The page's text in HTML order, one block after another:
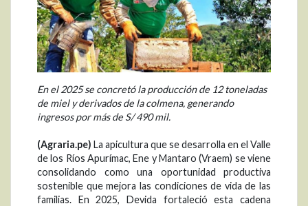
En el 2025 se concretó la producción de 12 toneladas
de miel y derivados de la colmena, generando
ingresos por más de S/ 490 mil.
(Agraria.pe) La apicultura que se desarrolla en el Valle
de los Ríos Apurímac, Ene y Mantaro (Vraem) se viene
consolidando como una oportunidad productiva
sostenible que mejora las condiciones de vida de las
familias. En 2025, Devida fortaleció esta cadena